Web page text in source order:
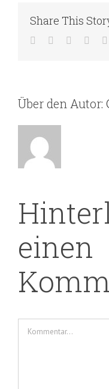
Share This
Facebook
TwitterLinkedIn
Reddit
Über den Autor:
einen
Kommentar